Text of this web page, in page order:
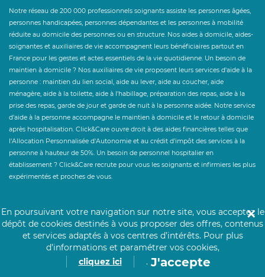
Notre réseau de 200 000 professionnels soignants assiste les personnes âgées,
personnes handicapées, personnes dépendantes et les personnes à mobilité
réduite au domicile des personnes ou en structure. Nos aides à domicile, aides-
soignantes et auxiliaires de vie accompagnent leurs bénéficiaires partout en
France pour les gestes et actes essentiels de la vie quotidienne. Un besoin de
maintien à domicile ? Nos auxiliaires de vie proposent leurs services d'aide à la
personne : maintien du lien social, aide au lever, aide au coucher, aide
ménagère, aide à la toilette, aide à l'habillage, préparation des repas, aide à la
prise des repas, garde de jour et garde de nuit à la personne aidée. Notre service
d'aide à la personne accompagne le maintien à domicile et le retour à domicile
après hospitalisation. Click&Care ouvre droit à des aides financières telles que
l'Allocation Personnalisée d'Autonomie et au crédit d'impôt des services à la
personne à hauteur de 50%. Un besoin de personnel hospitalier en
établissement ? Click&Care recrute pour vous les soignants et infirmiers les plus
expérimentés et proches de vous.
En poursuivant votre navigation sur notre site, vous acceptez le
dépôt de cookies destinés à vous proposer des offres, contenus
et services adaptés à vos centres d’intérêts. Pour plus
d’informations et paramétrer vos cookies,
cliquez ici
. J'accepte
✕